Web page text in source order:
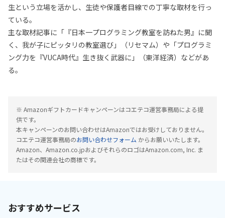
生という立場を活かし、生徒や保護者目線での丁寧な取材を行っ
ている。
主な取材記事に「『日本一プログラミング教室を訪ねた男』に聞
く、我が子にピッタリの教室選び」（リセマム）や「プログラミ
ング力を『VUCA時代』生き抜く武器に」（東洋経済）などがあ
る。
※ Amazonギフトカードキャンペーンはコエテコ運営事務局による提
供です。
本キャンペーンのお問い合わせはAmazonではお受けしておりません。
コエテコ運営事務局のお問い合わせフォーム からお願いいたします。
Amazon、Amazon.co.jpおよびそれらのロゴはAmazon.com, Inc. ま
たはその関連会社の商標です。
おすすめサービス